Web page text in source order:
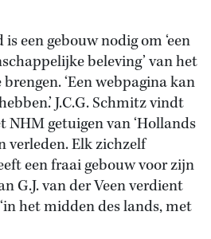
een gebouw nodig om ‘een
beleving’ van het
‘Een webpagina kan
J.C.G. Schmitz vindt
NHM getuigen van ‘Hollands
verleden. Elk zichzelf
een fraai gebouw voor zijn
G.J. van der Veen verdient
het midden des lands, met